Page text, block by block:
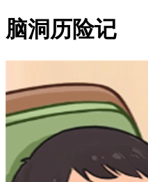
脑洞历险记